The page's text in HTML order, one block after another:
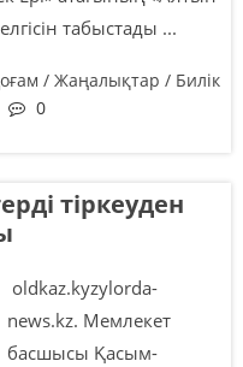
табыстады ...
/ Жаңалықтар / Билік
0
тіркеуден
oldkaz.kyzylorda-
news.kz. Мемлекет
басшысы Қасым-